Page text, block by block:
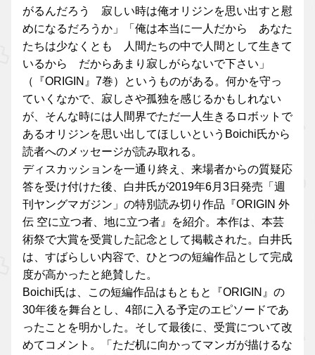
がるんだろう 寂しい時は俺オリジンを思い出すと慰
めになるだろうか」「俺は本当に一人だから あなた
たちは少なくとも 人間たちの中で人間として生きて
いるから だからあまり寂しがらないで下さい」
（『ORIGIN』7巻）というものがある。何かを守っ
ていくなかで、寂しさや孤独を感じるかもしれない
が、そんな時には人間界でただ一人生きるロボットで
あるオリジンを思い出してほしいというBoichi氏から
読者へのメッセージが読み取れる。
ディスカッションを一通り終え、来場者からの質疑応
答を受け付けた後、白井氏が2019年6月3日発売「週
刊ヤングマガジン」の特別読み切り作品『ORIGIN 外
伝 空に立つ者、地に立つ者』を紹介。本作は、本芸
術祭で大賞を受賞した記念として掲載された。白井氏
は、すばらしい内容で、ひとつの短編作品として完成
度が高かったと絶賛した。
Boichi氏は、この短編作品はもともと『ORIGIN』の
30年後を舞台とし、4部に入る予定のエピソードであ
ったことを明かした。そして最後に、受賞について改
めてコメント。「ただ机に向かってマンガが描けるな